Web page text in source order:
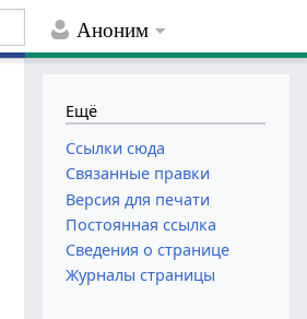
Аноним
Ещё
Ссылки сюда
Связанные правки
Версия для печати
Постоянная ссылка
Сведения о странице
Журналы страницы